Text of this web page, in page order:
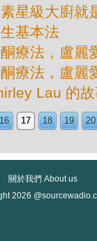
星級大廚就
基本法
療法，盧麗
療法，盧麗
Lau 的
16 17 18 19 20
關於我們 About us
2026